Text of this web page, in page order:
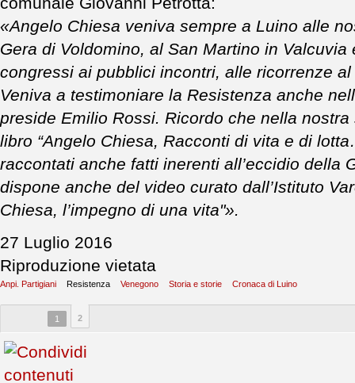
«Angelo Chiesa veniva sempre a Luino alle
Gera di Voldomino, al San Martino in
congressi ai pubblici incontri, alle ricorrenze
Veniva a testimoniare la Resistenza anche
preside Emilio Rossi. Ricordo che nella
libro “Angelo Chiesa, Racconti di vita e di
raccontati anche fatti inerenti all’eccidio della
dispone anche del video curato dall’Istituto
Chiesa, l’impegno di una vita"».
27 Luglio 2016
Riproduzione vietata
Anpi. Partigiani Resistenza Venegono Storia e storie Cronaca di Luino
1 2